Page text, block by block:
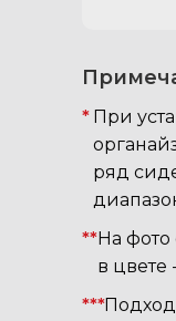
При
ряд
На
в цвете
*
**
***